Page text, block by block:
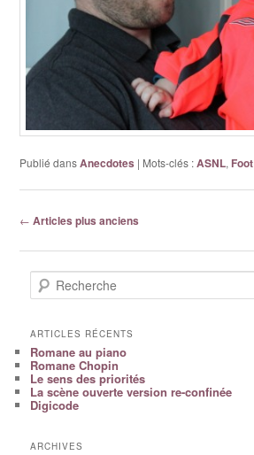
Publié dansAnecdotes | Mots-clés :ASNL, Foot
Navigation des articles
← Articles plus anciens
Recherche
ARTICLES RÉCENTS
Romane au piano
Romane Chopin
Le sens des priorités
La scène ouverte version re-confinée
Digicode
ARCHIVES